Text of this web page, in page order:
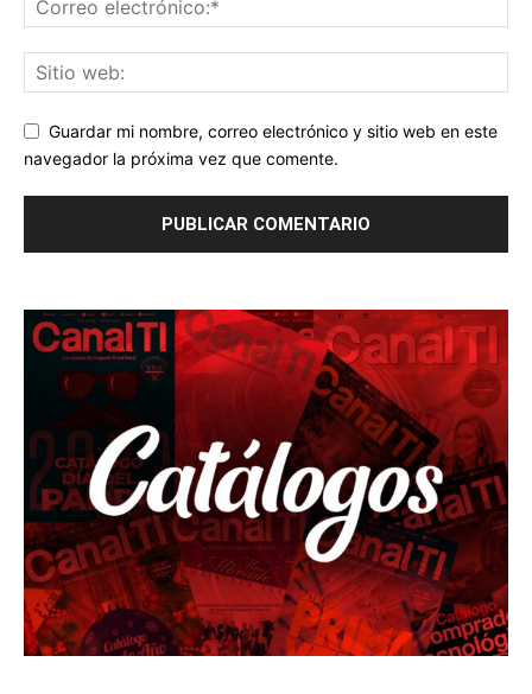
Guardar mi nombre, correo electrónico y sitio web en este
navegador la próxima vez que comente.